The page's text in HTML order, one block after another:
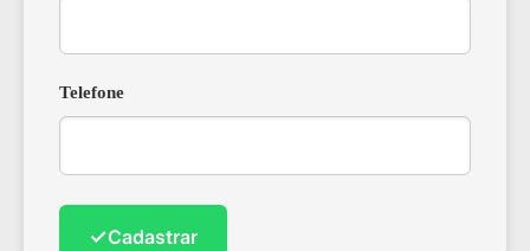
Telefone
✓Cadastrar